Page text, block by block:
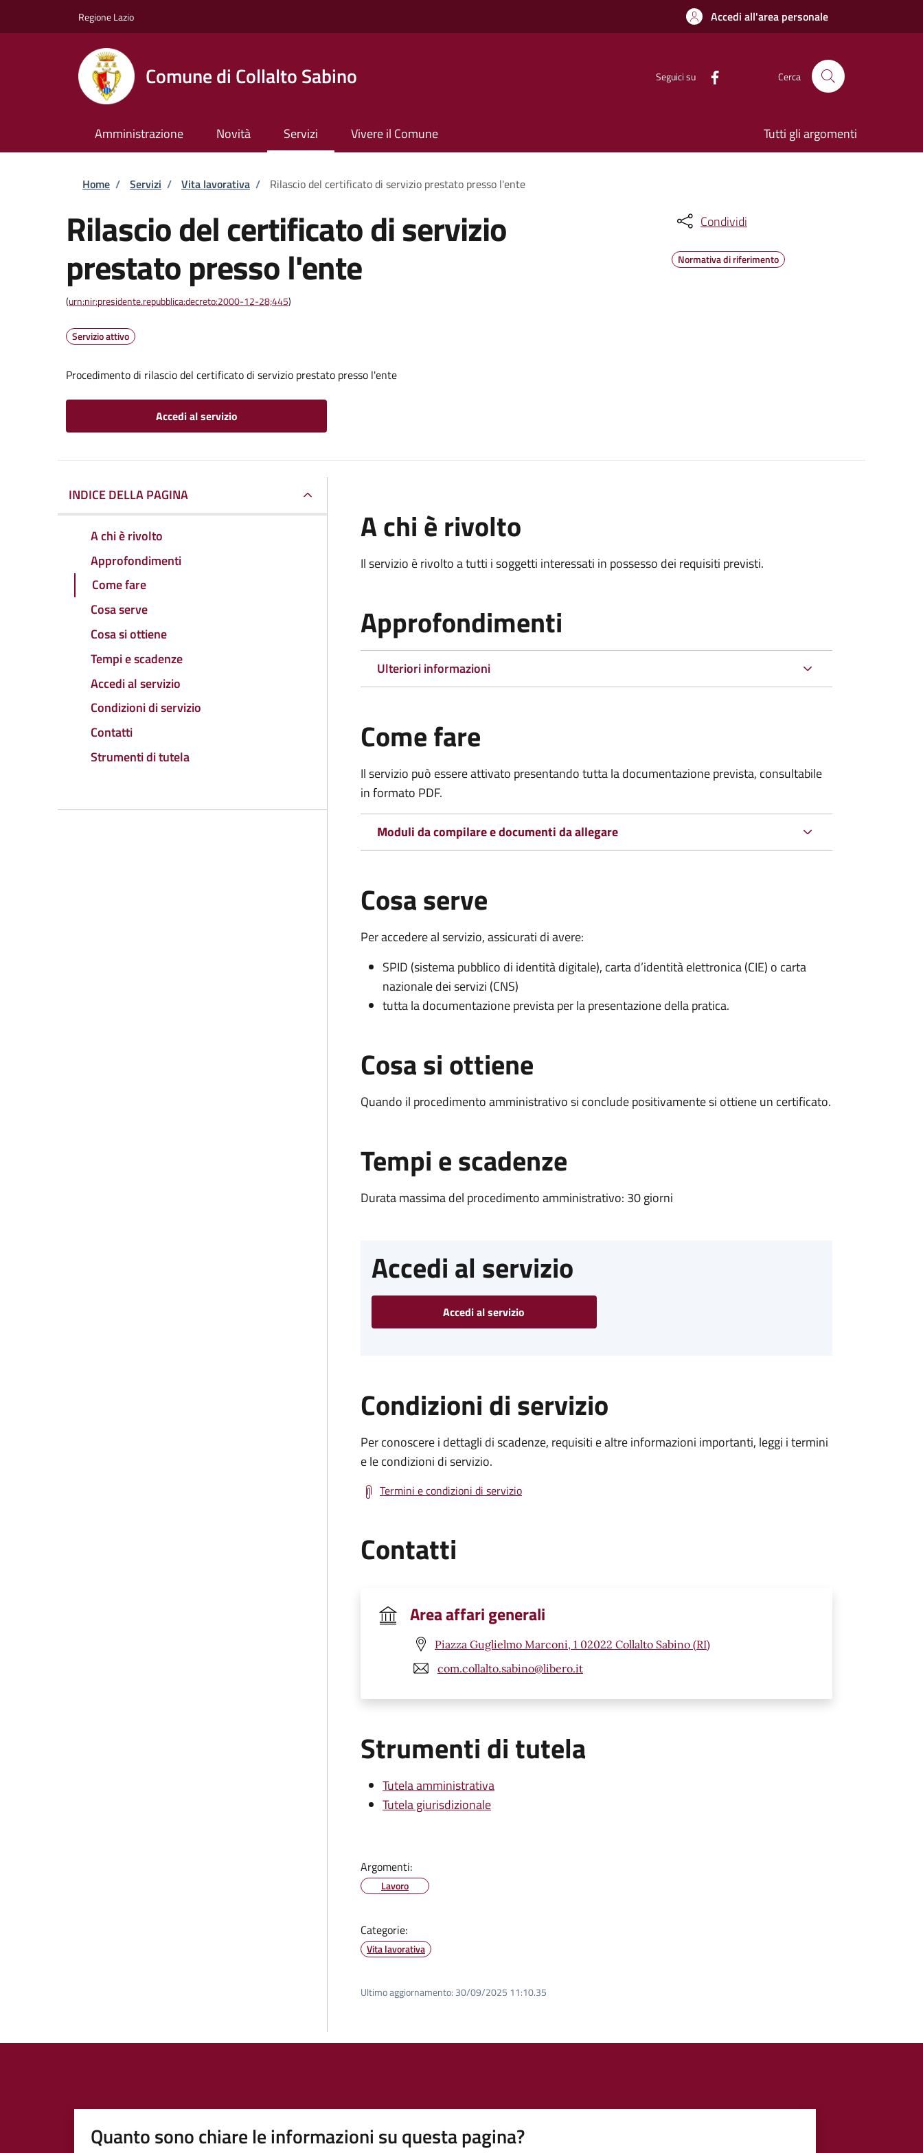
Regione Lazio Accedi all'area personale
Comune di Collalto Sabino Seguici su Cerca
Amministrazione Novità Servizi Vivere il Comune Tutti gli argomenti
Briciole di pane
Home / Servizi / Vita lavorativa / Rilascio del certificato di servizio prestato presso l'ente
Rilascio del certificato di servizio
prestato presso l'ente
(urn:nir:presidente.repubblica:decreto:2000-12-28;445)
Servizio attivo
Procedimento di rilascio del certificato di servizio prestato presso l'ente
Accedi al servizio
Condividi
Normativa di riferimento
INDICE DELLA PAGINA
A chi è rivolto
Approfondimenti
Come fare
Cosa serve
Cosa si ottiene
Tempi e scadenze
Accedi al servizio
Condizioni di servizio
Contatti
Strumenti di tutela
A chi è rivolto
Il servizio è rivolto a tutti i soggetti interessati in possesso dei requisiti previsti.
Approfondimenti
Ulteriori informazioni
Come fare
Il servizio può essere attivato presentando tutta la documentazione prevista, consultabile
in formato PDF.
Moduli da compilare e documenti da allegare
Cosa serve
Per accedere al servizio, assicurati di avere:
SPID (sistema pubblico di identità digitale), carta d’identità elettronica (CIE) o carta
nazionale dei servizi (CNS)
tutta la documentazione prevista per la presentazione della pratica.
Cosa si ottiene
Quando il procedimento amministrativo si conclude positivamente si ottiene un certificato.
Tempi e scadenze
Durata massima del procedimento amministrativo: 30 giorni
Accedi al servizio
Accedi al servizio
Condizioni di servizio
Per conoscere i dettagli di scadenze, requisiti e altre informazioni importanti, leggi i termini
e le condizioni di servizio.
Termini e condizioni di servizio
Contatti
Area affari generali
Piazza Guglielmo Marconi, 1 02022 Collalto Sabino (RI)
com.collalto.sabino@libero.it
Strumenti di tutela
Tutela amministrativa
Tutela giurisdizionale
Argomenti:
Lavoro
Categorie:
Vita lavorativa
Ultimo aggiornamento: 30/09/2025 11:10.35
Quanto sono chiare le informazioni su questa pagina?